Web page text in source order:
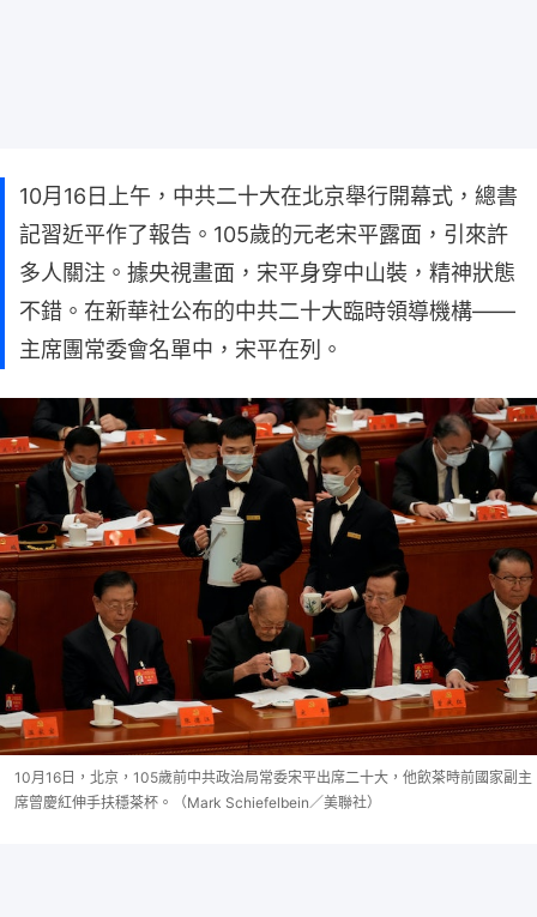
10月16日上午，中共二十大在北京舉行開幕式，總書
記習近平作了報告。105歲的元老宋平露面，引來許
多人關注。據央視畫面，宋平身穿中山裝，精神狀態
不錯。在新華社公布的中共二十大臨時領導機構——
主席團常委會名單中，宋平在列。
10月16日，北京，105歲前中共政治局常委宋平出席二十大，他飲茶時前國家副主
席曾慶紅伸手扶穩茶杯。（Mark Schiefelbein／美聯社）